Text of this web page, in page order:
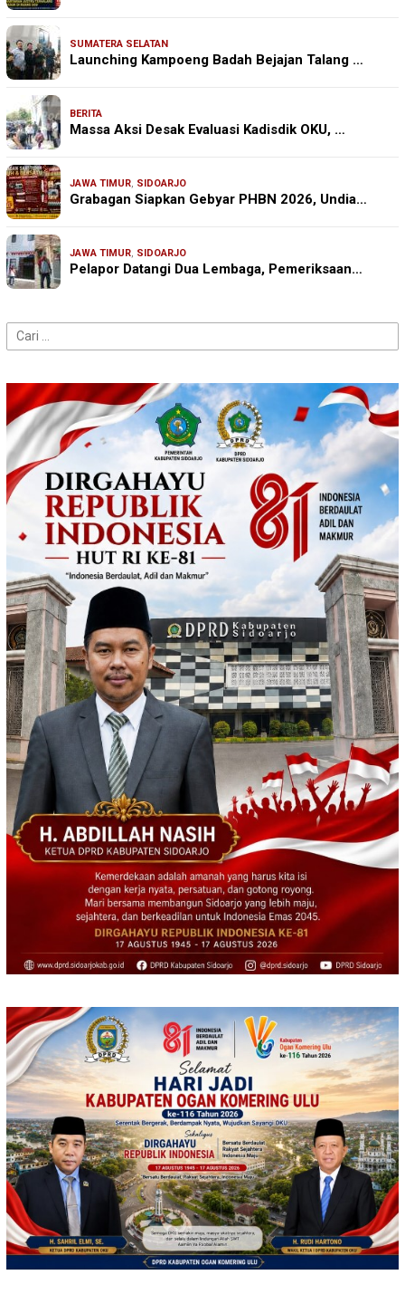
SUMATERA SELATAN
Launching Kampoeng Badah Bejajan Talang …
BERITA
Massa Aksi Desak Evaluasi Kadisdik OKU, …
JAWA TIMUR, SIDOARJO
Grabagan Siapkan Gebyar PHBN 2026, Undia…
JAWA TIMUR, SIDOARJO
Pelapor Datangi Dua Lembaga, Pemeriksaan…
Cari
untuk: